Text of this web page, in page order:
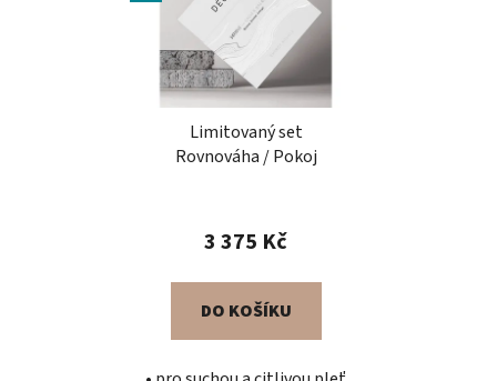
Limitovaný set
Rovnováha / Pokoj
3 375 Kč
DO KOŠÍKU